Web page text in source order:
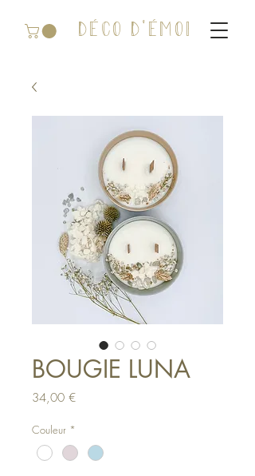
DÉCO D'ÉMOI
BOUGIE LUNA
34,00 €Prix
Couleur *